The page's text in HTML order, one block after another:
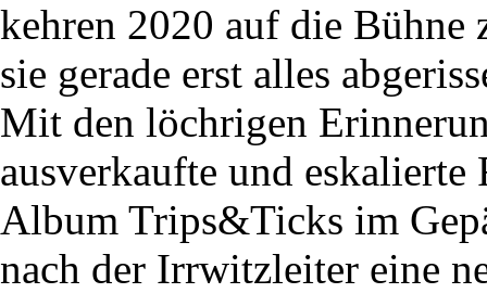
kehren 2020 auf die
sie gerade erst alles
Mit den löchrigen
ausverkaufte und
Album Trips&Ticks im
nach der Irrwitzleiter eine